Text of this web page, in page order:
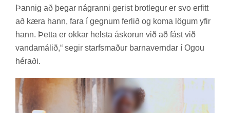
Þannig að þeg­ar ná­granni ger­ist brot­leg­ur er svo erfitt
að kæra hann, fara í gegn­um ferl­ið og koma lög­um yfir
hann. Þetta er okk­ar helsta áskor­un við að fást við
vanda­mál­ið,“ seg­ir starfs­mað­ur barna­vernd­ar í Ogou
hér­aði.